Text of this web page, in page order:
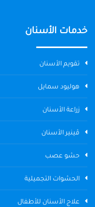
خدمات الأسنان
تقويم الأسنان
هوليود سمايل
زراعة الأسنان
ڤينير الأسنان
حشو عصب
الحشوات التجميلية
علاج الأسنان للأطفال